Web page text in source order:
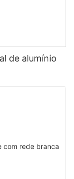
de alumínio